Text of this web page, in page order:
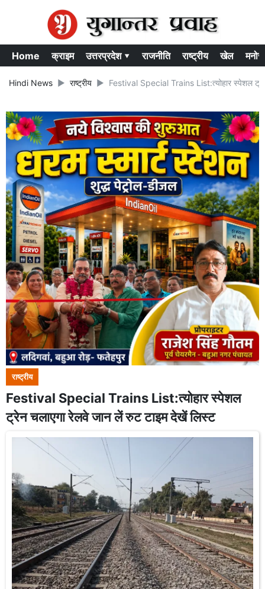
Home क्राइम उत्तरप्रदेश ▾ राजनीति राष्ट्रीय खेल
Hindi News राष्ट्रीय Festival Special Trains List:त्योहार स्पेशल
राष्ट्रीय
Festival Special Trains List:त्योहार स्पेशल
ट्रेन चलाएगा रेलवे जान लें रुट टाइम देखें लिस्ट